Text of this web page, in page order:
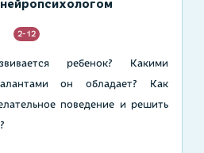
нейропсихологом
2-12
ребенок? Какими
он обладает? Как
поведение и решить